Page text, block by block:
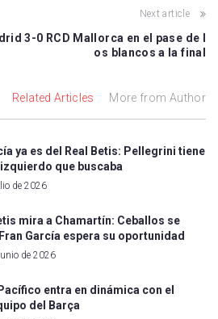
Next article
3-0 RCD Mallorca en el pase de l
os blancos a la final
Related Articles More from Author
ya es del Real Betis: Pellegrini tiene
que buscaba
de 2026
mira a Chamartín: Ceballos se
García espera su oportunidad
de 2026
entra en dinámica con el
del Barça